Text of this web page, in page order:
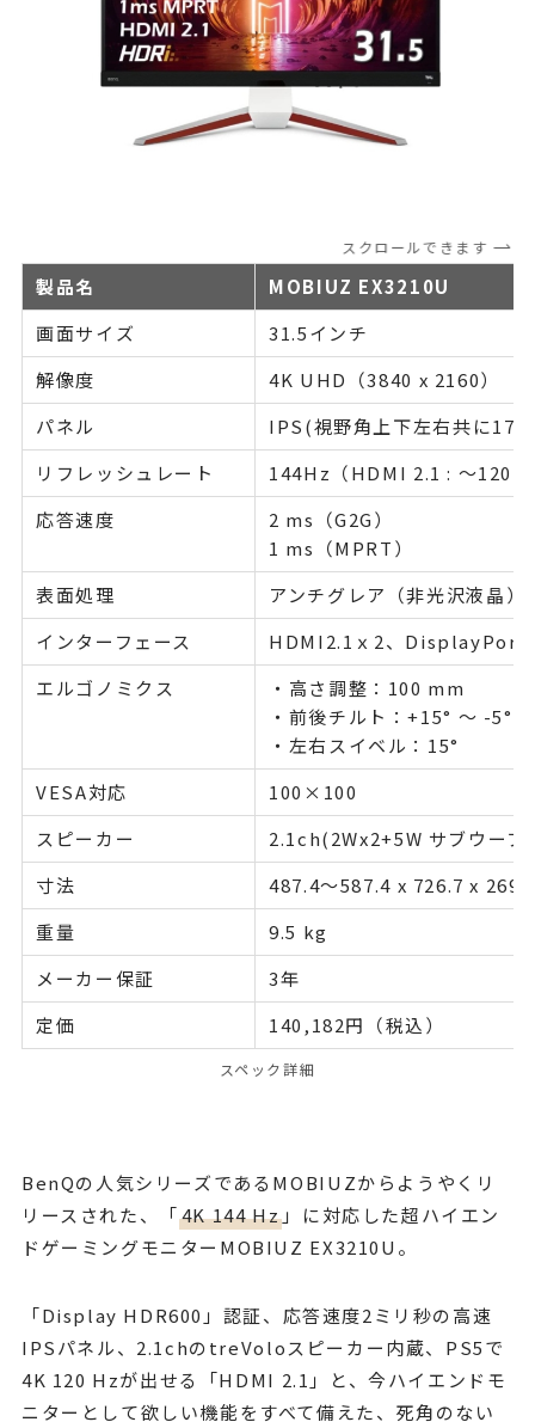
スクロールできます
製品名
MOBIUZ EX3210U
画面サイズ
31.5インチ
解像度
4K UHD（3840 x 2160）
パネル
IPS(視野角上下左右共に
リフレッシュレート
144Hz（HDMI 2.1 : ～120
応答速度
2 ms（G2G）
1 ms（MPRT）
表面処理
アンチグレア（非光沢液晶）
インターフェース
HDMI2.1ｘ2、DisplayPort
エルゴノミクス
・高さ調整：100 mm
・前後チルト：+15° ～ -5°
・左右スイベル：15°
VESA対応
100×100
スピーカー
2.1ch(2Wx2+5W サブウーフ
寸法
487.4～587.4 x 726.7 x
重量
9.5 kg
メーカー保証
3年
定価
140,182円（税込）
スペック詳細
BenQの人気シリーズであるMOBIUZからようやくリ
リースされた、「4K 144 Hz 」に対応した超ハイエン
ドゲーミングモニターMOBIUZ EX3210U。
「Display HDR600」認証、応答速度2ミリ秒の高速
IPSパネル、2.1chのtreVoloスピーカー内蔵、PS5で
4K 120 Hzが出せる「HDMI 2.1」と、今ハイエンドモ
ニターとして欲しい機能をすべて備えた、死角のない